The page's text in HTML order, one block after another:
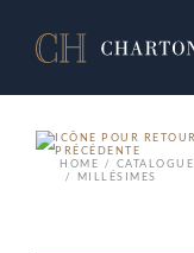
HOME
CATALOGUE
MILLÉSIMES